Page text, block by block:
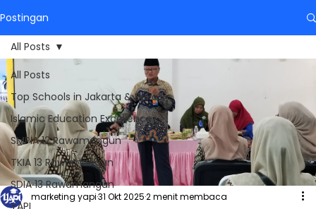
Postingan
All Posts
Top Schools in Jakarta & Bekasi
Islamic Education Excellence
SMPIA 12 Rawamangun
TKIA 13 Rawamangun
SDIA 13 Rawamangun
YAPI
All Posts
marketing yapi31 Okt 20252 menit membaca